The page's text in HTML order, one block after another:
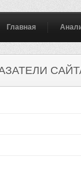
Главная